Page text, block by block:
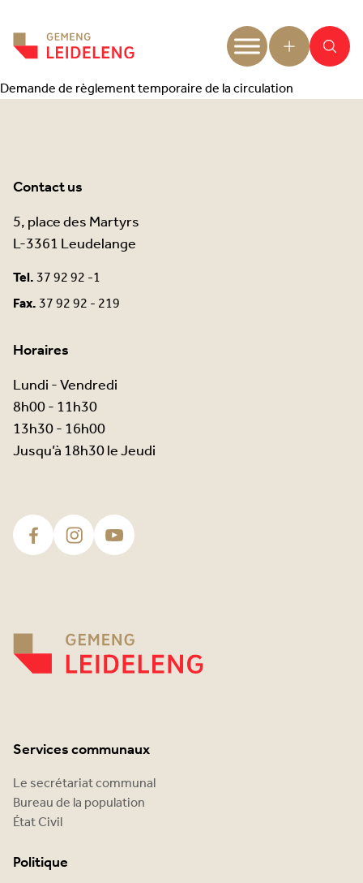
Demande de règlement temporaire de la circulation
Contact us
5, place des Martyrs
L-3361 Leudelange
Tel.37 92 92 -1
Fax.37 92 92 - 219
Horaires
Lundi - Vendredi
8h00 - 11h30
13h30 - 16h00
Jusqu’à 18h30 le Jeudi
Services communaux
Le secrétariat communal
Bureau de la population
État Civil
Politique